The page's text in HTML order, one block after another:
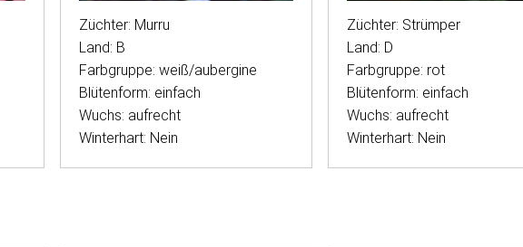
Züchter: Murru
Land: B
Farbgruppe: weiß/aubergine
Blütenform: einfach
Wuchs: aufrecht
Winterhart: Nein
Züchter: Strümper
Land: D
Farbgruppe: rot
Blütenform: einfach
Wuchs: aufrecht
Winterhart: Nein